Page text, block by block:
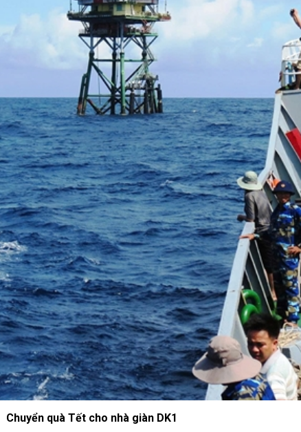
Chuyển quà Tết cho nhà giàn DK1